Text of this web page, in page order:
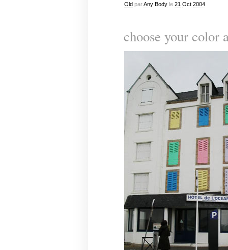
OldparAny Bodyle 21 Oct 2004
choose your color